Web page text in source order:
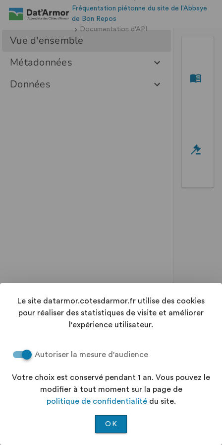
Fréquentation piétonne du site de l'Abbaye
de Bon Repos
Documentation d'API
Le site datarmor.cotesdarmor.fr utilise des cookies
pour réaliser des statistiques de visite et améliorer
l'expérience utilisateur.
Autoriser la mesure d'audience
Votre choix est conservé pendant 1 an. Vous pouvez le
modifier à tout moment sur la page de
politique de confidentialitédu site.
OK